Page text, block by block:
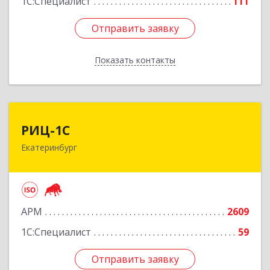
Отправить заявку
Показать контакты
Отправить заявку
Назад
РИЦ-1С
Екатеринбург
АРМ
2609
1С:Специалист
59
Отправить заявку
620102, Свердловская обл, Екатеринбург г,
Отправить заявку